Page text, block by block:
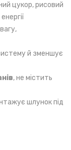
цукор, рисовий
й зменшує
, не містить
шлунок під